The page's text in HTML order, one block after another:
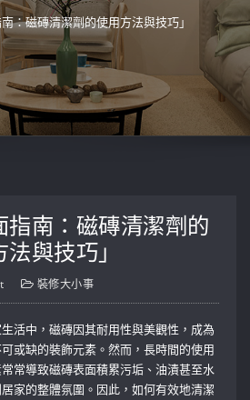
：磁磚清潔劑的使用方法與技巧」
指南：磁磚清潔劑的
與技巧」
裝修大小事
活中，磁磚因其耐用性與美觀性，成為
或缺的裝飾元素。然而，長時間的使用
常導致磁磚表面積累污垢、油漬甚至水
家的整體氛圍。因此，如何有效地清潔